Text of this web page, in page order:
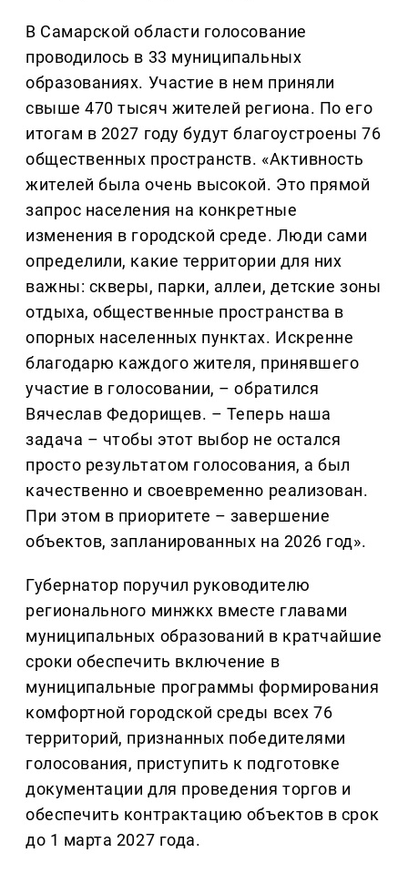
В Самарской области голосование
проводилось в 33 муниципальных
образованиях. Участие в нем приняли
свыше 470 тысяч жителей региона. По его
итогам в 2027 году будут благоустроены 76
общественных пространств. «Активность
жителей была очень высокой. Это прямой
запрос населения на конкретные
изменения в городской среде. Люди сами
определили, какие территории для них
важны: скверы, парки, аллеи, детские зоны
отдыха, общественные пространства в
опорных населенных пунктах. Искренне
благодарю каждого жителя, принявшего
участие в голосовании, – обратился
Вячеслав Федорищев. – Теперь наша
задача – чтобы этот выбор не остался
просто результатом голосования, а был
качественно и своевременно реализован.
При этом в приоритете – завершение
объектов, запланированных на 2026 год».
Губернатор поручил руководителю
регионального минжкх вместе главами
муниципальных образований в кратчайшие
сроки обеспечить включение в
муниципальные программы формирования
комфортной городской среды всех 76
территорий, признанных победителями
голосования, приступить к подготовке
документации для проведения торгов и
обеспечить контрактацию объектов в срок
до 1 марта 2027 года.